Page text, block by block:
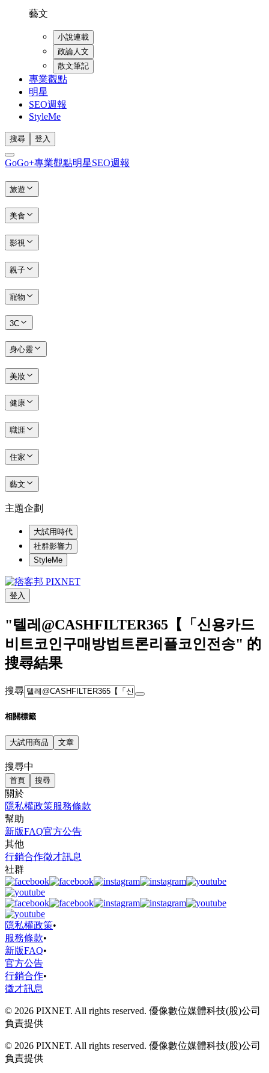
藝文
小說連載
政論人文
散文筆記
專業觀點
明星
SEO週報
StyleMe
搜尋 登入
GoGo+專業觀點明星SEO週報
旅遊
美食
影視
親子
寵物
3C
身心靈
美妝
健康
職涯
住家
藝文
主題企劃
大試用時代
社群影響力
StyleMe
登入
"텔레@CASHFILTER365【「신용카드
비트코인구매방법트론리플코인전송" 的
搜尋結果
搜尋
相關標籤
大試用商品 文章
搜尋中
首頁 搜尋
關於
隱私權政策服務條款
幫助
新版FAQ官方公告
其他
行銷合作徵才訊息
社群
隱私權政策•
服務條款•
新版FAQ•
官方公告
行銷合作•
徵才訊息
© 2026 PIXNET. All rights reserved. 優像數位媒體科技(股)公司
負責提供
© 2026 PIXNET. All rights reserved. 優像數位媒體科技(股)公司
負責提供